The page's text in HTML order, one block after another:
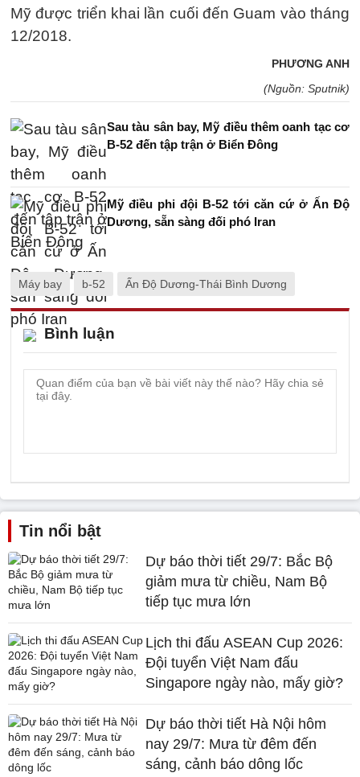
Mỹ được triển khai lần cuối đến Guam vào tháng
12/2018.
PHƯƠNG ANH
(Nguồn: Sputnik)
Sau tàu sân bay, Mỹ điều thêm oanh tạc cơ
B-52 đến tập trận ở Biển Đông
Mỹ điều phi đội B-52 tới căn cứ ở Ấn Độ
Dương, sẵn sàng đối phó Iran
Máy bay b-52 Ấn Độ Dương-Thái Bình Dương
Bình luận
Tin nổi bật
Dự báo thời tiết 29/7: Bắc Bộ
giảm mưa từ chiều, Nam Bộ
tiếp tục mưa lớn
Lịch thi đấu ASEAN Cup 2026:
Đội tuyển Việt Nam đấu
Singapore ngày nào, mấy giờ?
Dự báo thời tiết Hà Nội hôm
nay 29/7: Mưa từ đêm đến
sáng, cảnh báo dông lốc